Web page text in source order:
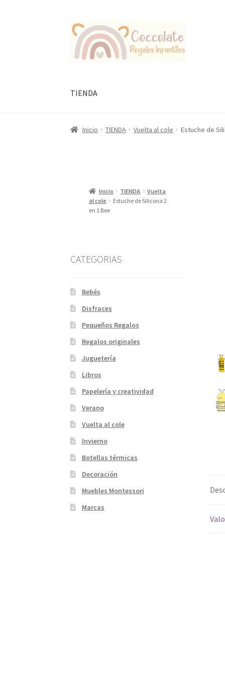
Ir
la
Ir
al
contenido
TIENDA
Inicio TIENDA Vuelta al cole Estuche de
Inicio TIENDA
Vuelta
al cole
Estuche de Silicona 2
en 1 Bee
CATEGORIAS
Bebés
Disfraces
Pequeños Regalos
Regalos originales
Juguetería
Libros
Papelería y creatividad
Verano
Vuelta al cole
Invierno
Botellas térmicas
Decoración
Muebles Montessori
Marcas